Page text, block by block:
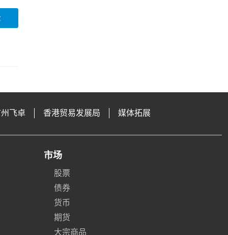
飞卓 香港贸易发展局 媒体拓展
市场
股票
债券
货币
期货
大宗商品